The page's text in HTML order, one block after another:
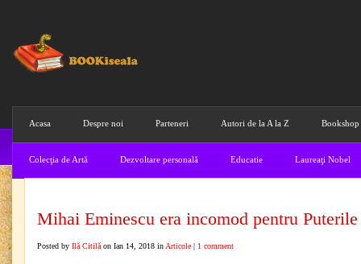
Acasa Despre noi Parteneri Autori de la A la Z Bookshop
Colecţia de Artă Dezvoltare personală Educatie Laureaţi Nobel
Mihai Eminescu era incomod pentru
Posted by Ilă Citilă on Ian 14, 2018 in Articole | 1 comment